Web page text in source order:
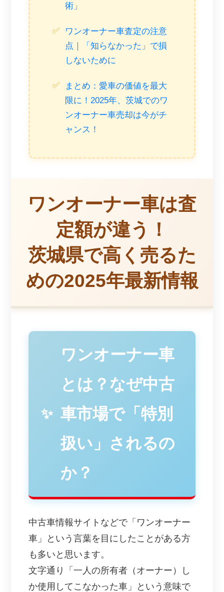
術」
ワンオーナー車査定の注意
点｜「知らなかった」で損
しないために
まとめ：愛車の価値を最大
限に！2025年、茨城でのワ
ンオーナー車売却は今がチ
ャンス！
ワンオーナー車は査
定額が違う！
茨城県で高く売るた
めの2025年最新情報
ワンオーナー車
とは？なぜ中古
車市場で「特別
扱い」されるの
か？
中古車情報サイトなどで「ワンオーナー
車」という言葉を目にしたことがある方
も多いと思います。
文字通り「一人の所有者（オーナー）し
か使用してこなかった車」という意味で